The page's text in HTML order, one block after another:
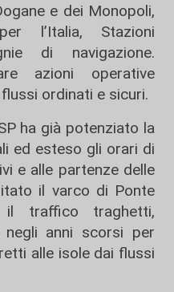
e dei Monopoli,
l’Italia, Stazioni
di navigazione.
azioni operative
ordinati e sicuri.
ha già potenziato la
ed esteso gli orari di
e alle partenze delle
il varco di Ponte
traffico traghetti,
negli anni scorsi per
alle isole dai flussi